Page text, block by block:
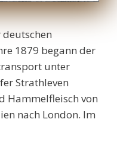
1879 begann der
unter
Strathleven
Hammelfleisch von
nach London. Im